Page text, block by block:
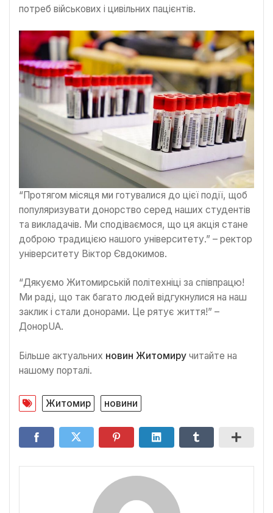
потреб військових і цивільних пацієнтів.
“Протягом місяця ми готувалися до цієї події, щоб
популяризувати донорство серед наших студентів
та викладачів. Ми сподіваємося, що ця акція стане
доброю традицією нашого університету.” – ректор
університету Віктор Євдокимов.
“Дякуємо Житомирській політехніці за співпрацю!
Ми раді, що так багато людей відгукнулися на наш
заклик і стали донорами. Це рятує життя!” –
ДонорUA.
Більше актуальних новин Житомиру читайте на
нашому порталі.
Житомир новини